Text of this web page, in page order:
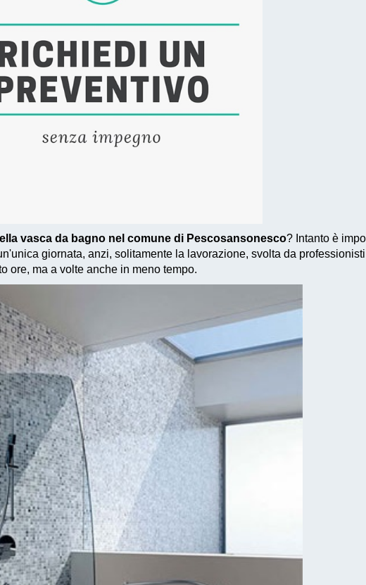
vasca da bagno nel comune di Pescosansonesco? Intanto è
giornata, anzi, solitamente la lavorazione, svolta da
ore, ma a volte anche in meno tempo.